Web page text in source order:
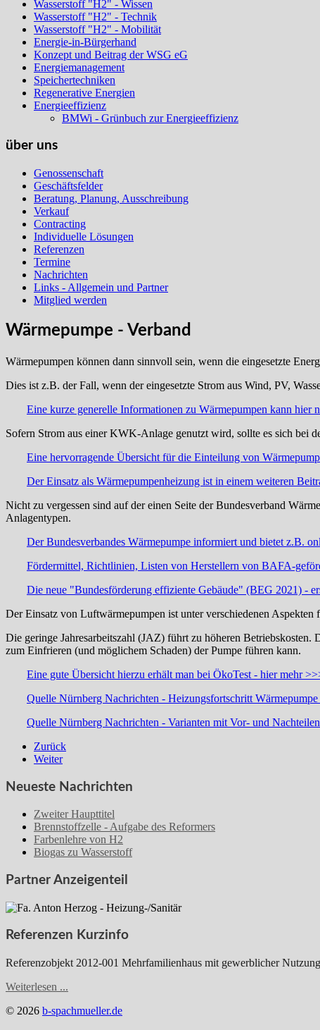
Wasserstoff "H2" - Wissen
Wasserstoff "H2" - Technik
Wasserstoff "H2" - Mobilität
Energie-in-Bürgerhand
Konzept und Beitrag der WSG eG
Energiemanagement
Speichertechniken
Regenerative Energien
Energieeffizienz
BMWi - Grünbuch zur Energieeffizienz
über uns
Genossenschaft
Geschäftsfelder
Beratung, Planung, Ausschreibung
Verkauf
Contracting
Individuelle Lösungen
Referenzen
Termine
Nachrichten
Links - Allgemein und Partner
Mitglied werden
Wärmepumpe - Verband
Wärmepumpen können dann sinnvoll sein, wenn die eingesetzte
Dies ist z.B. der Fall, wenn der eingesetzte Strom aus Wind, PV,
Eine kurze generelle Informationen zu Wärmepumpen kann hier
Sofern Strom aus einer KWK-Anlage genutzt wird, sollte es sich bei
Eine hervorragende Übersicht für die Einteilung von
Der Einsatz als Wärmepumpenheizung ist in einem weiteren
Nicht zu vergessen sind auf der einen Seite der Bundesverband
Anlagentypen.
Der Bundesverbandes Wärmepumpe informiert und bietet z.B.
Fördermittel, Richtlinien, Listen von Herstellern von BAFA-
Die neue "Bundesförderung effiziente Gebäude" (BEG 2021) -
Der Einsatz von Luftwärmepumpen ist unter verschiedenen Aspekten
Die geringe Jahresarbeitszahl (JAZ) führt zu höheren
zum Einfrieren (und möglichem Schaden) der Pumpe führen kann.
Eine gute Übersicht hierzu erhält man bei ÖkoTest - hier mehr
Quelle Nürnberg Nachrichten - Heizungsfortschritt
Quelle Nürnberg Nachrichten - Varianten mit Vor- und
Zurück
Weiter
Neueste Nachrichten
Zweiter Haupttitel
Brennstoffzelle - Aufgabe des Reformers
Farbenlehre von H2
Biogas zu Wasserstoff
Partner Anzeigenteil
Referenzen Kurzinfo
Referenzobjekt 2012-001 Mehrfamilienhaus mit gewerblicher
Weiterlesen ...
© 2026 b-spachmueller.de